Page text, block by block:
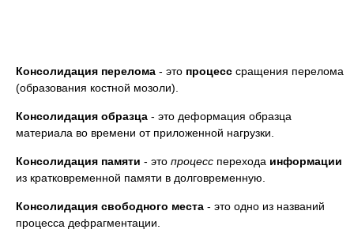
Консолидация перелома - это процесс сращения перелома
(образования костной мозоли).
Консолидация образца - это деформация образца
материала во времени от приложенной нагрузки.
Консолидация памяти - это процесс перехода информации
из кратковременной памяти в долговременную.
Консолидация свободного места - это одно из названий
процесса дефрагментации.